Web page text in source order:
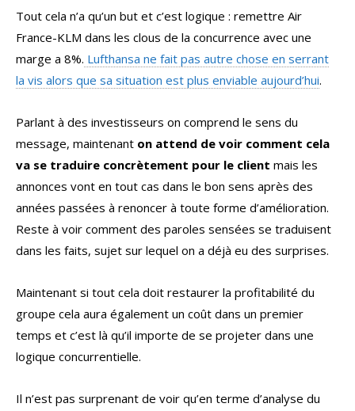
Tout cela n’a qu’un but et c’est logique : remettre Air
France-KLM dans les clous de la concurrence avec une
marge a 8%. Lufthansa ne fait pas autre chose en serrant
la vis alors que sa situation est plus enviable aujourd’hui.
Parlant à des investisseurs on comprend le sens du
message, maintenant on attend de voir comment cela
va se traduire concrètement pour le client mais les
annonces vont en tout cas dans le bon sens après des
années passées à renoncer à toute forme d’amélioration.
Reste à voir comment des paroles sensées se traduisent
dans les faits, sujet sur lequel on a déjà eu des surprises.
Maintenant si tout cela doit restaurer la profitabilité du
groupe cela aura également un coût dans un premier
temps et c’est là qu’il importe de se projeter dans une
logique concurrentielle.
Il n’est pas surprenant de voir qu’en terme d’analyse du